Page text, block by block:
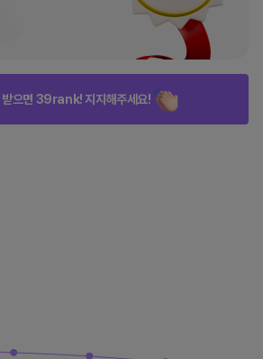
으면 39rank! 지지해주세요!